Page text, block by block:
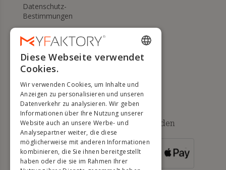
Datenschutz-
Bestimmungen
Meine Cookies verwalten
RÜCKGABERECHT
Verfügbare Zahlungsmethoden
FÜR
BESTELLUNGEN
ÜBER 500 €
ENGLISH
DUTCH
GERMAN
PORTUGUESE
SPANISH
Diese Webseite verwendet
Cookies.
Wir verwenden Cookies, um Inhalte und
Anzeigen zu personalisieren und unseren
Datenverkehr zu analysieren. Wir geben
Informationen über Ihre Nutzung unserer
Website auch an unsere Werbe- und
Analysepartner weiter, die diese
möglicherweise mit anderen Informationen
kombinieren, die Sie ihnen bereitgestellt
haben oder die sie im Rahmen Ihrer